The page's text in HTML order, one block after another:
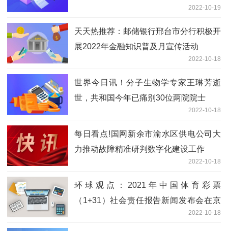
2022-10-19
天天热推荐：邮储银行邢台市分行积极开
展2022年金融知识普及月宣传活动
2022-10-18
世界今日讯！分子生物学专家王琳芳逝
世，共和国今年已痛别30位两院院士
2022-10-18
每日看点!国网新余市渝水区供电公司大
力推动故障精准研判数字化建设工作
2022-10-18
环球观点：2021年中国体育彩票
（1+31）社会责任报告新闻发布会在京
2022-10-18